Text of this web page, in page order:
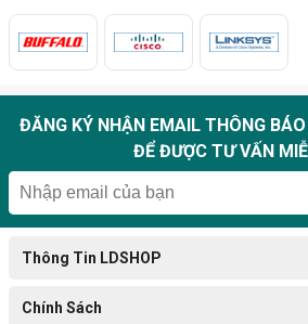
ĐĂNG KÝ NHẬN EMAIL THÔNG
ĐỂ ĐƯỢC TƯ VẤN
Thông Tin LDSHOP
Chính Sách